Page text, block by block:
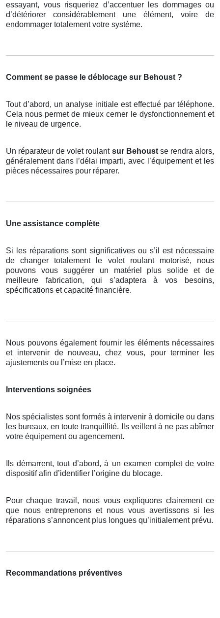
essayant, vous risqueriez d’accentuer les dommages ou
d’détériorer considérablement une élément, voire de
endommager totalement votre système.
Comment se passe le déblocage sur Behoust ?
Tout d’abord, un analyse initiale est effectué par téléphone.
Cela nous permet de mieux cerner le dysfonctionnement et
le niveau de urgence.
Un réparateur de volet roulant sur Behoust se rendra alors,
généralement dans l’délai imparti, avec l’équipement et les
pièces nécessaires pour réparer.
Une assistance complète
Si les réparations sont significatives ou s’il est nécessaire
de changer totalement le volet roulant motorisé, nous
pouvons vous suggérer un matériel plus solide et de
meilleure fabrication, qui s’adaptera à vos besoins,
spécifications et capacité financière.
Nous pouvons également fournir les éléments nécessaires
et intervenir de nouveau, chez vous, pour terminer les
ajustements ou l’mise en place.
Interventions soignées
Nos spécialistes sont formés à intervenir à domicile ou dans
les bureaux, en toute tranquillité. Ils veillent à ne pas abîmer
votre équipement ou agencement.
Ils démarrent, tout d’abord, à un examen complet de votre
dispositif afin d’identifier l’origine du blocage.
Pour chaque travail, nous vous expliquons clairement ce
que nous entreprenons et nous vous avertissons si les
réparations s’annoncent plus longues qu’initialement prévu.
Recommandations préventives